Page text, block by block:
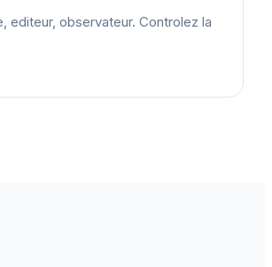
editeur, observateur. Controlez la